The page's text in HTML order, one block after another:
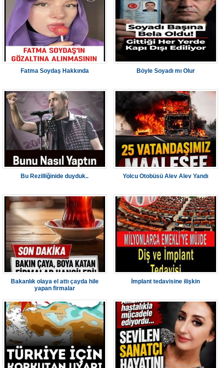
Fatma Soydaş Hakkında Böyle Soyadı mı Olur
Bu Rezilliğinide duyduk.. Yolcu Otobüsü Alev Alev Yandı
Bakanlık olaya el attı çayda hile
yapan firmalar
İmplant tedavisine ilişkin